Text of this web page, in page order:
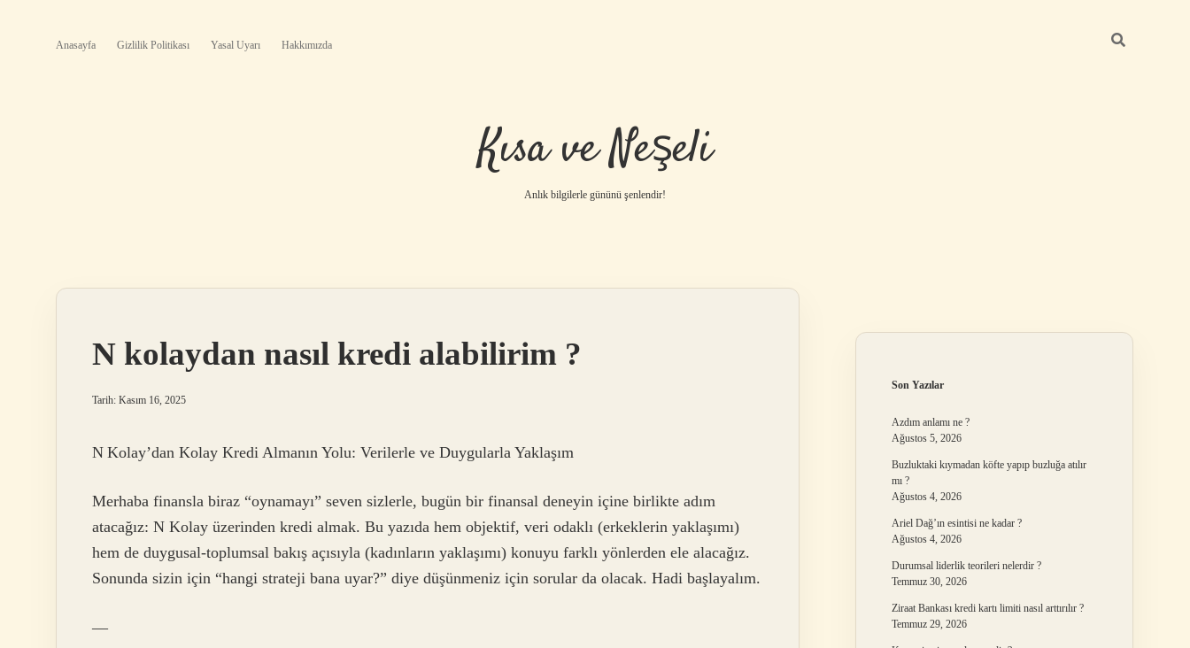
Anasayfa Gizlilik Politikası Yasal Uyarı Hakkımızda
Kısa ve Neşeli
Anlık bilgilerle gününü şenlendir!
N kolaydan nasıl kredi alabilirim ?
Tarih: Kasım 16, 2025
N Kolay’dan Kolay Kredi Almanın Yolu: Verilerle ve Duygularla Yaklaşım
Merhaba finansla biraz “oynamayı” seven sizlerle, bugün bir finansal deneyin içine birlikte adım
atacağız: N Kolay üzerinden kredi almak. Bu yazıda hem objektif, veri odaklı (erkeklerin yaklaşımı)
hem de duygusal‑toplumsal bakış açısıyla (kadınların yaklaşımı) konuyu farklı yönlerden ele alacağız.
Sonunda sizin için “hangi strateji bana uyar?” diye düşünmeniz için sorular da olacak. Hadi başlayalım.
—
Son Yazılar
Azdım anlamı ne ?
Ağustos 5, 2026
Buzluktaki kıymadan köfte yapıp buzluğa atılır
mı ?
Ağustos 4, 2026
Ariel Dağ’ın esintisi ne kadar ?
Ağustos 4, 2026
Durumsal liderlik teorileri nelerdir ?
Temmuz 30, 2026
Ziraat Bankası kredi kartı limiti nasıl arttırılır ?
Temmuz 29, 2026